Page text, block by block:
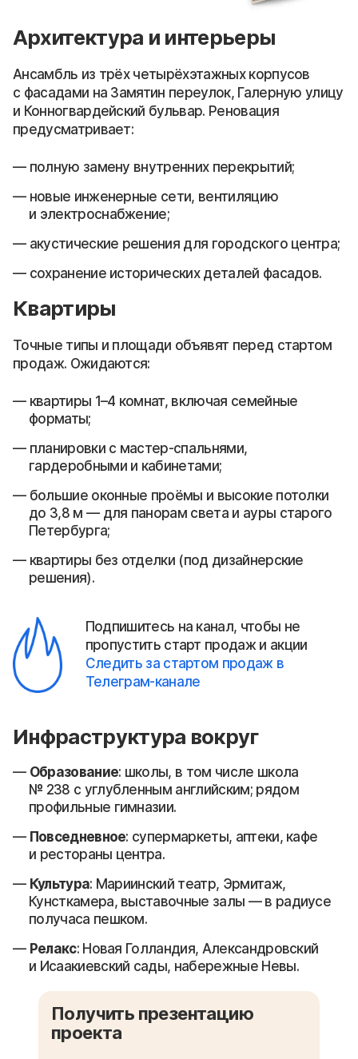
Архитектура и интерьеры
Ансамбль из трёх четырёхэтажных корпусов
с фасадами на Замятин переулок, Галерную улицу
и Конногвардейский бульвар. Реновация
предусматривает:
полную замену внутренних перекрытий;
новые инженерные сети, вентиляцию
и электроснабжение;
акустические решения для городского центра;
сохранение исторических деталей фасадов.
Квартиры
Точные типы и площади объявят перед стартом
продаж. Ожидаются:
квартиры 1–4 комнат, включая семейные
форматы;
планировки с мастер-спальнями,
гардеробными и кабинетами;
большие оконные проёмы и высокие потолки
до 3,8 м — для панорам света и ауры старого
Петербурга;
квартиры без отделки (под дизайнерские
решения).
Подпишитесь на канал, чтобы не
пропустить старт продаж и акции
Следить за стартом продаж в
Телеграм-канале
Инфраструктура вокруг
Образование: школы, в том числе школа
№ 238 с углубленным английским; рядом
профильные гимназии.
Повседневное: супермаркеты, аптеки, кафе
и рестораны центра.
Культура: Мариинский театр, Эрмитаж,
Кунсткамера, выставочные залы — в радиусе
получаса пешком.
Релакс: Новая Голландия, Александровский
и Исаакиевский сады, набережные Невы.
Получить презентацию
проекта